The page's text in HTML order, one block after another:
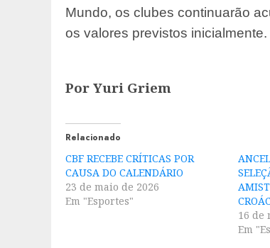
Mundo, os clubes continuarão
os valores previstos inicialmente.
Por Yuri Griem
Relacionado
CBF RECEBE CRÍTICAS POR
CAUSA DO CALENDÁRIO
23 de maio de 2026
Em "Esportes"
16 de
Em